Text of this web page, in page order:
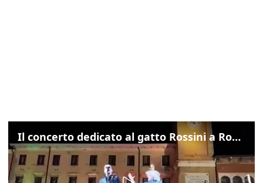
Il concerto dedicato al gatto Rossini a Rovigo: ecco un estratto